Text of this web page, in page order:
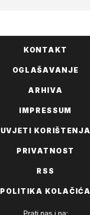
KONTAKT
OGLAŠAVANJE
ARHIVA
IMPRESSUM
UVJETI KORIŠTENJA
PRIVATNOST
RSS
POLITIKA KOLAČIĆA